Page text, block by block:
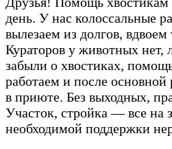
день. У нас колоссальные
вылезаем из долгов,
Кураторов у животных нет,
забыли о хвостиках,
работаем и после
в приюте. Без выходных,
Участок, стройка — все на
необходимой поддержки